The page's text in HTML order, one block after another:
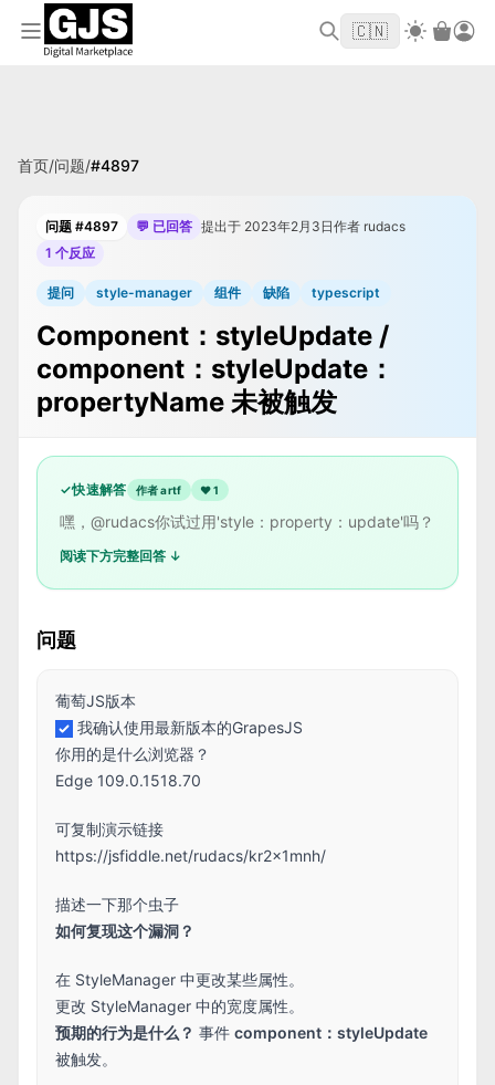
欢迎来到 GJS.MARKET！使用优惠码 WELCOME2026
首单立
🇨🇳
首页/问题/#4897
问题 #4897 💬 已回答 提出于 2023年2月3日作者 rudacs
1 个反应
提问 style-manager 组件 缺陷 typescript
Component：styleUpdate /
component：styleUpdate：
propertyName 未被触发
✓快速解答 作者 artf ❤1
嘿，@rudacs你试过用'style：property：update'吗？
阅读下方完整回答 ↓
问题
葡萄JS版本
我确认使用最新版本的GrapesJS
你用的是什么浏览器？
Edge 109.0.1518.70
可复制演示链接
https://jsfiddle.net/rudacs/kr2x1mnh/
描述一下那个虫子
如何复现这个漏洞？
在 StyleManager 中更改某些属性。
更改 StyleManager 中的宽度属性。
预期的行为是什么？ 事件 component：styleUpdate
被触发。